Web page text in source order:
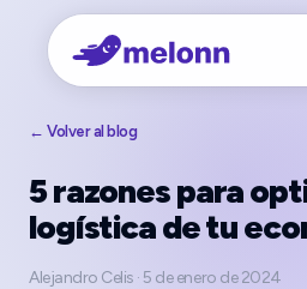
← Volver al blog
5 razones para
logística de tu
Alejandro Celis · 5 de enero de 2024